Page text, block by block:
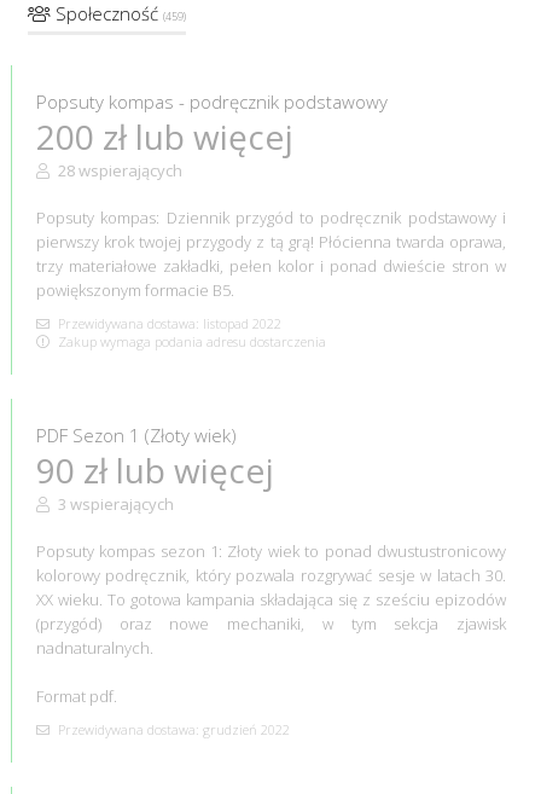
Społeczność(459)
Popsuty kompas - podręcznik podstawowy
200 zł lub więcej
28 wspierających
Popsuty kompas: Dziennik przygód to podręcznik podstawowy i
pierwszy krok twojej przygody z tą grą! Płócienna twarda oprawa,
trzy materiałowe zakładki, pełen kolor i ponad dwieście stron w
powiększonym formacie B5.
Przewidywana dostawa: listopad 2022
Zakup wymaga podania adresu dostarczenia
PDF Sezon 1 (Złoty wiek)
90 zł lub więcej
3 wspierających
Popsuty kompas sezon 1: Złoty wiek to ponad dwustustronicowy
kolorowy podręcznik, który pozwala rozgrywać sesje w latach 30.
XX wieku. To gotowa kampania składająca się z sześciu epizodów
(przygód) oraz nowe mechaniki, w tym sekcja zjawisk
nadnaturalnych.
Format pdf.
Przewidywana dostawa: grudzień 2022